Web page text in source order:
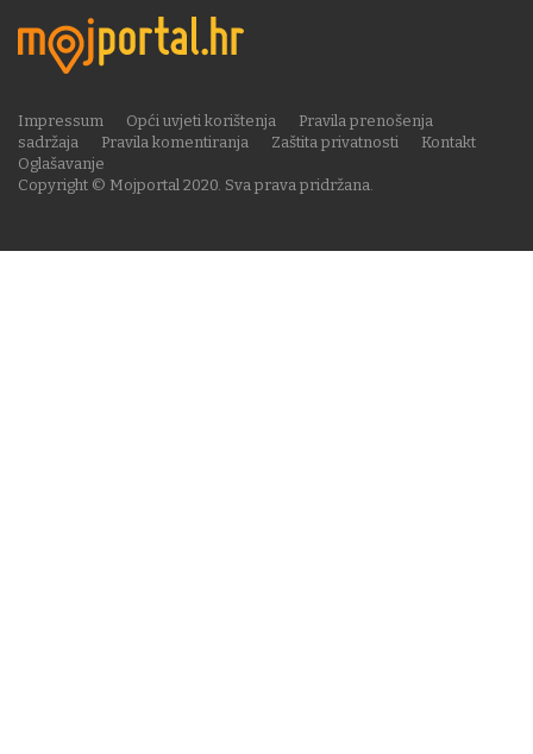
Copyright © Mojportal 2020. Sva prava pridržana.
Impressum Opći uvjeti korištenja
Pravila prenošenja
sadržaja
Pravila komentiranja Zaštita privatnosti
Kontakt
Oglašavanje